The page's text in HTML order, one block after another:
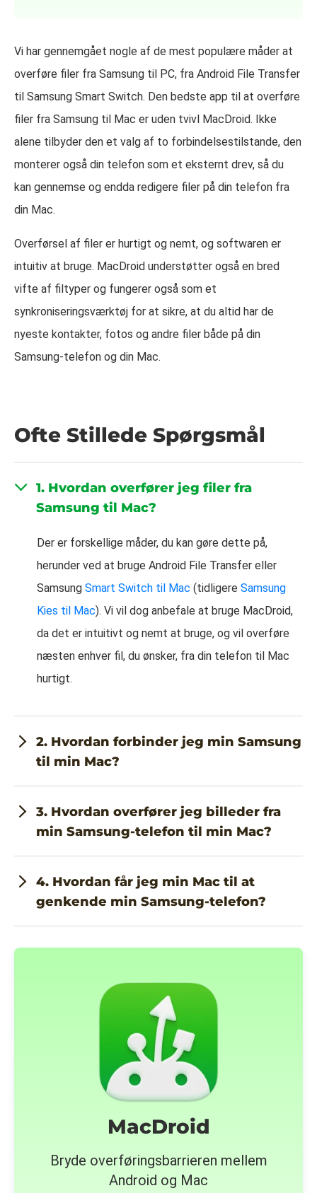
Vi har gennemgået nogle af de mest populære måder at
overføre filer fra Samsung til PC, fra Android File Transfer
til Samsung Smart Switch. Den bedste app til at overføre
filer fra Samsung til Mac er uden tvivl MacDroid. Ikke
alene tilbyder den et valg af to forbindelsestilstande, den
monterer også din telefon som et eksternt drev, så du
kan gennemse og endda redigere filer på din telefon fra
din Mac.
Overførsel af filer er hurtigt og nemt, og softwaren er
intuitiv at bruge. MacDroid understøtter også en bred
vifte af filtyper og fungerer også som et
synkroniseringsværktøj for at sikre, at du altid har de
nyeste kontakter, fotos og andre filer både på din
Samsung-telefon og din Mac.
Ofte Stillede Spørgsmål
1. Hvordan overfører jeg filer fra
Samsung til Mac?
Der er forskellige måder, du kan gøre dette på,
herunder ved at bruge Android File Transfer eller
Samsung Smart Switch til Mac (tidligere Samsung
Kies til Mac). Vi vil dog anbefale at bruge MacDroid,
da det er intuitivt og nemt at bruge, og vil overføre
næsten enhver fil, du ønsker, fra din telefon til Mac
hurtigt.
2. Hvordan forbinder jeg min Samsung
til min Mac?
3. Hvordan overfører jeg billeder fra
min Samsung-telefon til min Mac?
4. Hvordan får jeg min Mac til at
genkende min Samsung-telefon?
MacDroid
Bryde overføringsbarrieren mellem
Android og Mac